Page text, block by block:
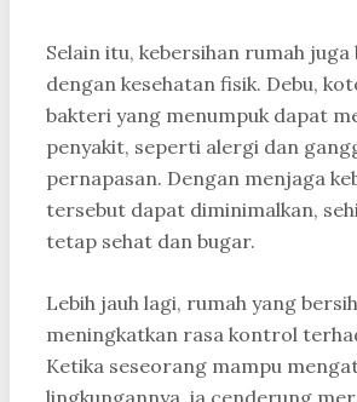
Selain itu, kebersihan rumah
dengan kesehatan fisik. Debu,
bakteri yang menumpuk dapat
penyakit, seperti alergi dan
pernapasan. Dengan menjaga
tersebut dapat diminimalkan,
tetap sehat dan bugar.
Lebih jauh lagi, rumah yang
meningkatkan rasa kontrol
Ketika seseorang mampu